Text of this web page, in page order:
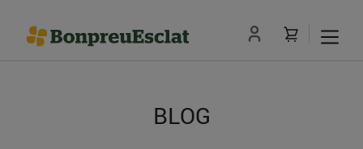
BLOG